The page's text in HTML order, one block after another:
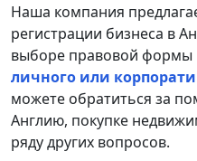
Наша компания
регистрации бизнеса в
выборе правовой формы
личного или
можете обратиться за
Англию, покупке
ряду других вопросов.